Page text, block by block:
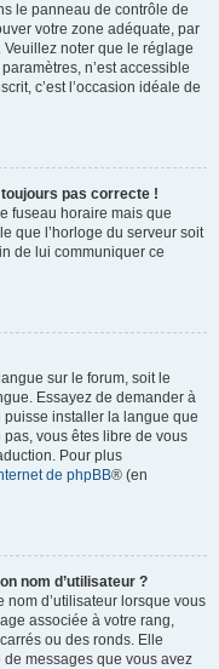
le panneau de contrôle de
votre zone adéquate, par
Veuillez noter que le réglage
n’est accessible
c’est l’occasion idéale de
toujours pas correcte !
fuseau horaire mais que
que l’horloge du serveur soit
de lui communiquer ce
sur le forum, soit le
Essayez de demander à
puisse installer la langue que
vous êtes libre de vous
Pour plus
de phpBB® (en
nom d’utilisateur ?
nom d’utilisateur lorsque vous
associée à votre rang,
ou des ronds. Elle
messages que vous avez